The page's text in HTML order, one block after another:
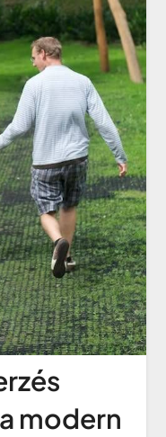
modern